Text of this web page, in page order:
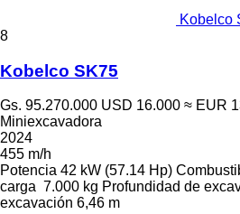
Kobelco
8
Kobelco SK75
Gs. 95.270.000 USD 16.000 ≈ EUR
Miniexcavadora
2024
455 m/h
Potencia 42 kW (57.14 Hp)
carga 7.000 kg Profundidad de
excavación 6,46 m